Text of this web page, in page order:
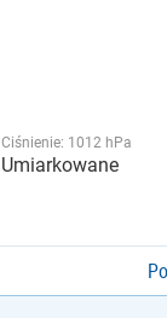
Ciśnienie: 1012 hPa
Umiarkowane